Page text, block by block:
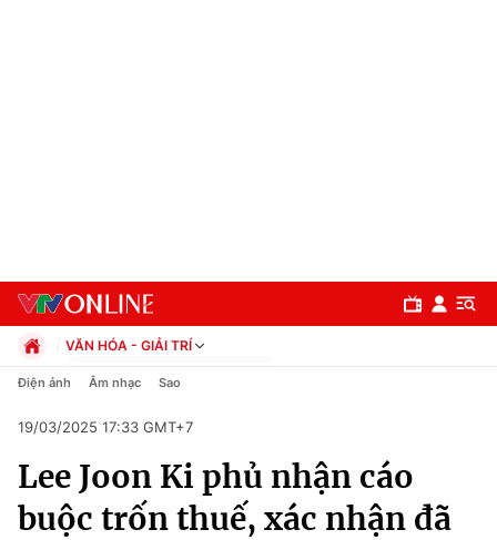
Chuyên mục
Chính trị
VĂN HÓA - GIẢI TRÍ
Chính trị
Pháp luật
Kinh tế
Thể thao
Truyền hình
Điện ảnh Âm nhạc Sao
19/03/2025 17:33 GMT+7
Lee Joon Ki phủ nhận cáo
buộc trốn thuế, xác nhận đã